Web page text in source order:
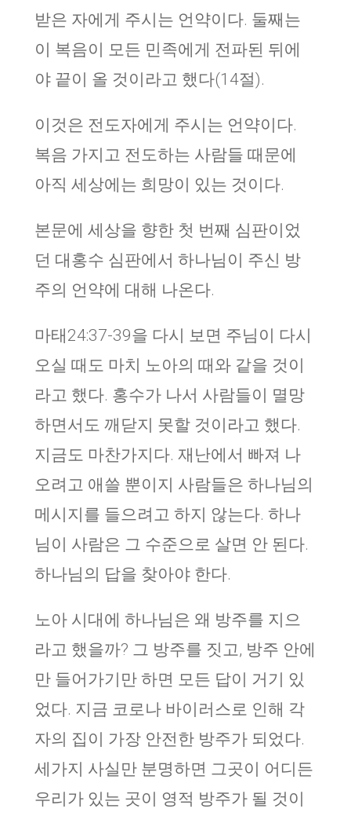
받은 자에게 주시는 언약이다. 둘째는
이 복음이 모든 민족에게 전파된 뒤에
야 끝이 올 것이라고 했다(14절).
이것은 전도자에게 주시는 언약이다.
복음 가지고 전도하는 사람들 때문에
아직 세상에는 희망이 있는 것이다.
본문에 세상을 향한 첫 번째 심판이었
던 대홍수 심판에서 하나님이 주신 방
주의 언약에 대해 나온다.
마태24:37-39을 다시 보면 주님이 다시
오실 때도 마치 노아의 때와 같을 것이
라고 했다. 홍수가 나서 사람들이 멸망
하면서도 깨닫지 못할 것이라고 했다.
지금도 마찬가지다. 재난에서 빠져 나
오려고 애쓸 뿐이지 사람들은 하나님의
메시지를 들으려고 하지 않는다. 하나
님이 사람은 그 수준으로 살면 안 된다.
하나님의 답을 찾아야 한다.
노아 시대에 하나님은 왜 방주를 지으
라고 했을까? 그 방주를 짓고, 방주 안에
만 들어가기만 하면 모든 답이 거기 있
었다. 지금 코로나 바이러스로 인해 각
자의 집이 가장 안전한 방주가 되었다.
세가지 사실만 분명하면 그곳이 어디든
우리가 있는 곳이 영적 방주가 될 것이